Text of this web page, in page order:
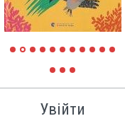
Увійти